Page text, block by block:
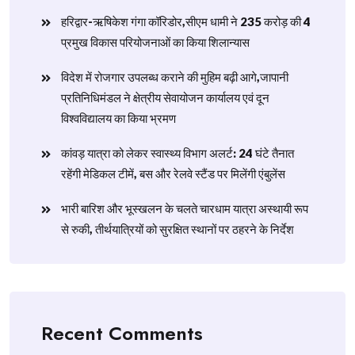
हरिद्वार-ऋषिकेश गंगा कॉरिडोर,सीएम धामी ने 235 करोड़ की 4
प्रमुख विकास परियोजनाओं का किया शिलान्यास
विदेश में रोजगार उपलब्ध कराने की मुहिम बढ़ी आगे,जापानी
प्रतिनिधिमंडल ने क्षेत्रीय सेवायोजन कार्यालय एवं दून
विश्वविद्यालय का किया भ्रमण
​कांवड़ यात्रा को लेकर स्वास्थ्य विभाग अलर्ट: 24 घंटे तैनात
रहेंगी मेडिकल टीमें, बस और रेलवे स्टैंड पर मिलेंगी एंबुलेंस
​भारी बारिश और भूस्खलन के चलते चारधाम यात्रा अस्थायी रूप
से रुकी, तीर्थयात्रियों को सुरक्षित स्थानों पर ठहरने के निर्देश
Recent Comments